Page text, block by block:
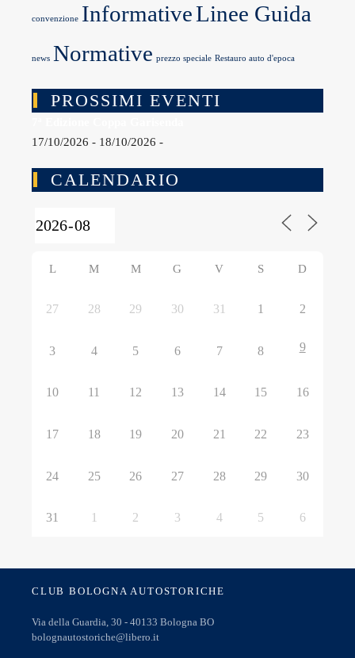
convenzione InformativeLinee Guida
news Normative prezzo speciale Restauro auto d'epoca
PROSSIMI EVENTI
17/10/2026 - 18/10/2026 -
CALENDARIO
L M M G V S D
27 28 29 30 31 1 2
3 4 5 6 7 8 9
10 11 12 13 14 15 16
17 18 19 20 21 22 23
24 25 26 27 28 29 30
31 1 2 3 4 5 6
CLUB BOLOGNA AUTOSTORICHE
Via della Guardia, 30 - 40133 Bologna BO
bolognautostoriche@libero.it